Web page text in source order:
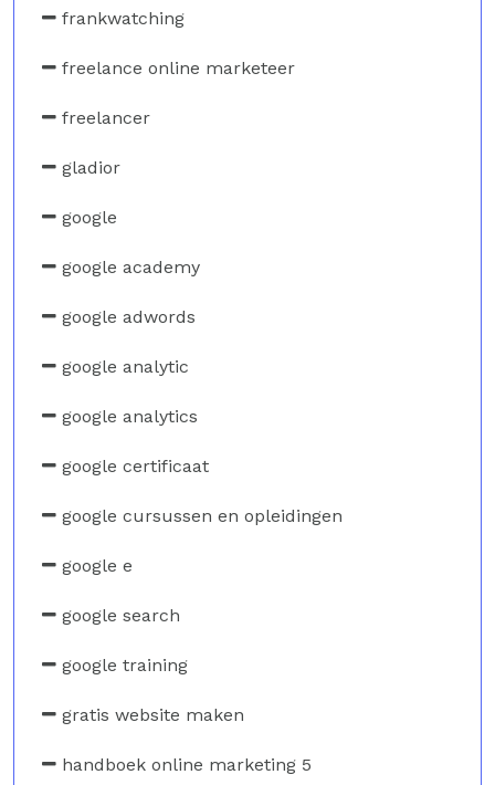
frankwatching
freelance online marketeer
freelancer
gladior
google
google academy
google adwords
google analytic
google analytics
google certificaat
google cursussen en opleidingen
google e
google search
google training
gratis website maken
handboek online marketing 5